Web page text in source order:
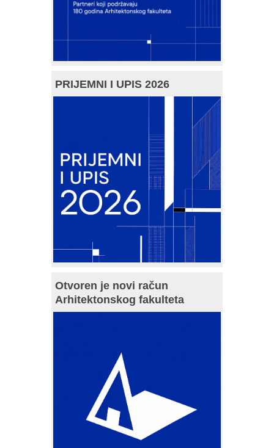
PRIJEMNI I UPIS 2026
Otvoren je novi račun
Arhitektonskog fakulteta